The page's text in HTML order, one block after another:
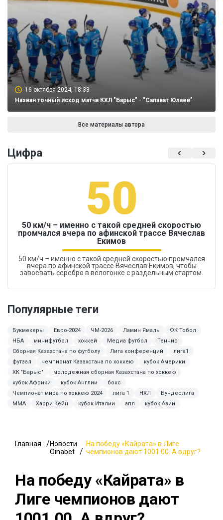
16 октября 2024, 18:33
Назван точный исход матча КХЛ "Барыс" - "Салават Юлаев"
Все материалы автора
Цифра
50
50 км/ч – именно с такой средней скоростью
промчался вчера по афинской трассе Вячеслав
Екимов
50 км/ч – именно с такой средней скоростью промчался
вчера по афинской трассе Вячеслав Екимов, чтобы
завоевать серебро в велогонке с раздельным стартом.
Популярные теги
Букмекеры Евро-2024 ЧМ-2026 Ламин Ямаль
ФК Тобол
НБА
минифутбол хоккей Медиа футбол
Теннис
Сборная Казахстана по футболу
Лига конференций
лига1
футзал
чемпионат Казахстана по хоккею
кубок Америки
ХК "Барыс"
молодежная сборная Казахстана по хоккею
кубок Африки
кубок Англии
бокс
Чемпионат мира по хоккею 2024
лига 1 НХЛ
Бундеслига
ММА
Харри Кейн кубок Италии апл кубок Азии
Главная
Новости
Oinabet
На победу «Кайрата» в Лиге
чемпионов дают 1001.00. А вдруг?
На победу «Кайрата» в
Лиге чемпионов дают